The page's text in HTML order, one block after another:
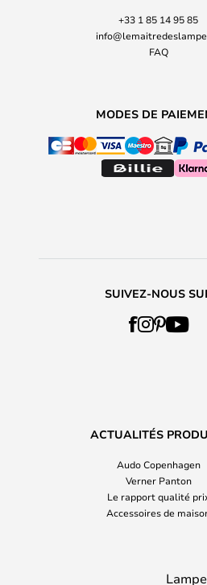
+33 1 85 14 95 85
FAQ
MODES DE
SUIVEZ-NOUS
ACTUALITÉS
Audo Copenhagen
Verner Panton
Le rapport qualité
Accessoires de